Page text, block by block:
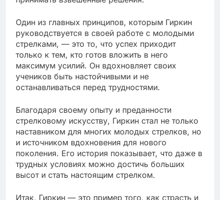
Один из главных принципов, которым Гиркин
руководствуется в своей работе с молодыми
стрелками, — это то, что успех приходит
только к тем, кто готов вложить в него
максимум усилий. Он вдохновляет своих
учеников быть настойчивыми и не
останавливаться перед трудностями.
Благодаря своему опыту и преданности
стрелковому искусству, Гиркин стал не только
наставником для многих молодых стрелков, но
и источником вдохновения для нового
поколения. Его история показывает, что даже в
трудных условиях можно достичь больших
высот и стать настоящим стрелком.
Итак, Гиркин — это пример того, как страсть и